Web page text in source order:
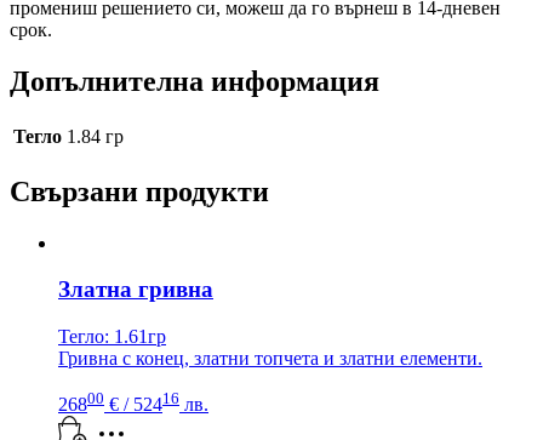
промениш решението си, можеш да го върнеш в 14-дневен
срок.
Допълнителна информация
Тегло 1.84 гр
Свързани продукти
Златна гривна
Тегло: 1.61гр
Гривна с конец, златни топчета и златни елементи.
26800 € / 52416 лв.